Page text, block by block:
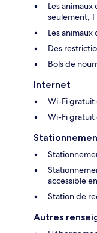
Les
seulement, 1
Les animaux
Des
Bols de
Internet
Wi-Fi gratuit
Wi-Fi gratuit
accessible
Station de
Autres